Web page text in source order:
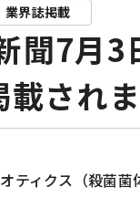
業界誌掲載
聞7月3
されま
ティクス（殺菌